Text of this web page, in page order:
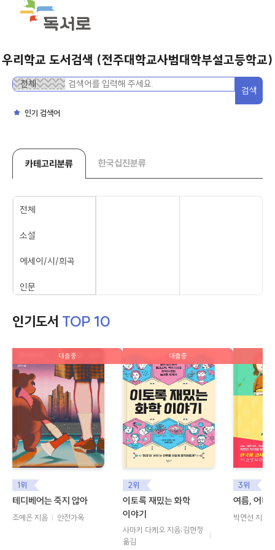
우리학교 도서검색 (전주대학교사범대학부설고등학교)
분
검
검색
인기 검색어
카테고리분류 한국십진분류
전체
소설
에세이/시/희곡
인문
자기계발
가정/취미/실용
의학/건강
여행/지리
과학/기술
사회과학
종교
역사/문화
인기도서 TOP 10
대출중
1위
테디베어는 죽지 않아
조예은 지음 안전가옥
대출중
2위
이토록 재밌는 화학
이야기
사마키 다케오 지음;김현정
옮김
3위
여름, 어디
박연선 지음